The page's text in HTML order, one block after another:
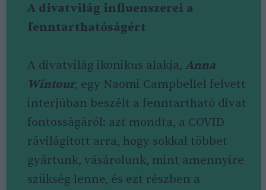
A divatvilág influenszerei a
fenntarthatóságért
A divatvilág ikonikus alakja, Anna
Wintour, egy Naomi Campbellel felvett
interjúban beszélt a fenntartható divat
fontosságáról: azt mondta, a COVID
rávilágított arra, hogy sokkal többet
gyártunk, vásárolunk, mint amennyire
szükség lenne, és ezt részben a